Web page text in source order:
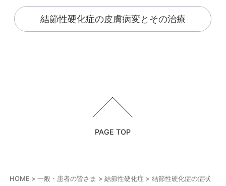
結節性硬化症の皮膚病変と その治療
PAGE TOP
HOME 一般・患者の皆さま 結節性硬化症 結節性硬化症の症状